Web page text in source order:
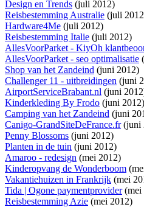
Design en Trends (juli 2012)
Reisbestemming Australie (juli
Hardware4Me (juli 2012)
Reisbestemming Italie (juli 2012)
AllesVoorParket - KiyOh
AllesVoorParket - seo optimalisatie
Shop van het Zandeind (juni 2012)
Challenger 11 - uitbreidingen (juni
AirportServiceBrabant.nl (juni
Kinderkleding By Frodo (juni 2012)
Camping van het Zandeind (juni
Canigo-GrandSiteDeFrance.fr(juni
Penny Blossoms (juni 2012)
Planten in de tuin (juni 2012)
Amaroo - redesign (mei 2012)
Kinderopvang de Wonderboom
Vakantiehuizen in Frankrijk (mei
Tida | Ogone paymentprovider(mei
Reisbestemming Azie (mei 2012)